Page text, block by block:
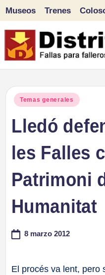
Saltar
al
Museos Trenes
Publicado
Temas generales
Lledó
les Falles
Patrimoni
Humanitat
8 marzo 2012
El procés va lent, pero